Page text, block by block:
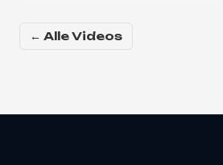
← Alle Videos